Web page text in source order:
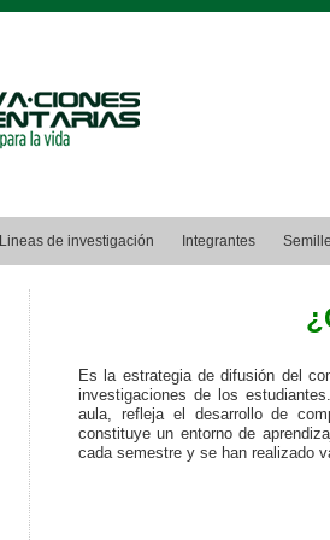
Lineas de investigación Integrantes
Es la estrategia de difusión del
investigaciones de los
aula, refleja el desarrollo de
constituye un entorno de
cada semestre y se han realizado